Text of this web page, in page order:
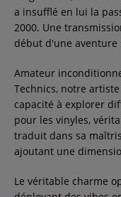
SE
a insufflé en lui la
2000. Une
début d'une aventure
Amateur
Technics, notre
capacité à explorer
pour les vinyles,
traduit dans sa
ajoutant une
Le véritable charme